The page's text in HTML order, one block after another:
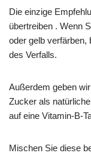
Die einzige
übertreiben . Wenn
oder gelb verfärben,
des Verfalls.
Außerdem geben
Zucker als
auf eine Vitamin-B-
Mischen Sie diese